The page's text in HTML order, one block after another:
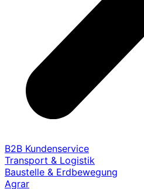
B2B Kundenservice
Transport & Logistik
Baustelle & Erdbewegung
Agrar